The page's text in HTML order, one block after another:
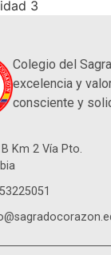
3
Colegio del
excelencia y
consciente y
Km 2 Vía Pto.